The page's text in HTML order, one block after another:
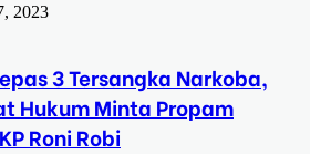
2023
3 Tersangka Narkoba,
Hukum Minta Propam
Roni Robi